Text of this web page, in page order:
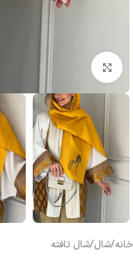
بزرگنمایی تصویر
خانه/شال/شال تافته